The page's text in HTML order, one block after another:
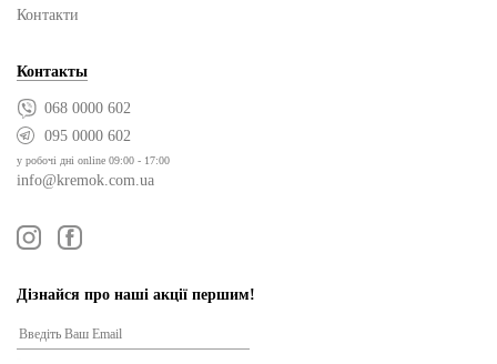
Контакти
Контакты
068 0000 602
095 0000 602
у робочі дні online 09:00 - 17:00
info@kremok.com.ua
Дізнайся про наші акції першим!